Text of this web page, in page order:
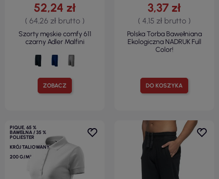
ZOBACZ
52,24 zł
( 64,26 zł brutto )
Szorty męskie comfy 611
czarny Adler Malfini
DO KOSZYKA
3,37 zł
( 4,15 zł brutto )
Polska Torba Bawełniana
Ekologiczna NADRUK Full
Color!
PIQUE, 65 %
BAWEŁNA / 35 %
POLIESTER
KRÓJ TALIOWANY
200 G/M²